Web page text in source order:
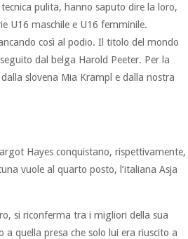
pulita, hanno saputo dire la loro,
U16 maschile e U16 femminile.
così al podio. Il titolo del mondo
dal belga Harold Peeter. Per la
slovena Mia Krampl e dalla nostra
Hayes conquistano, rispettivamente,
vuole al quarto posto, l’italiana Asja
si riconferma tra i migliori della sua
quella presa che solo lui era riuscito a